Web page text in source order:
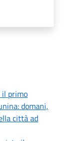
primo
domani,
città ad